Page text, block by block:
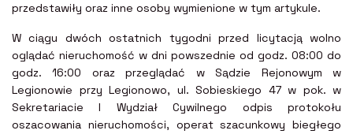
przedstawiły oraz inne osoby wymienione w tym artykule.
W ciągu dwóch ostatnich tygodni przed licytacją wolno
oglądać nieruchomość w dni powszednie od godz. 08:00 do
godz. 16:00 oraz przeglądać w Sądzie Rejonowym w
Legionowie przy Legionowo, ul. Sobieskiego 47 w pok. w
Sekretariacie I Wydział Cywilnego odpis protokołu
oszacowania nieruchomości, operat szacunkowy biegłego